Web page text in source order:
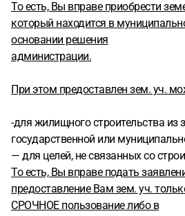
То есть, Вы вправе приобрести
который находится в
основании решения
администрации.
При этом предоставлен зем. уч.
-для жилищного строительства из
государственной или
— для целей, не связанных со
То есть, Вы вправе подать
предоставление Вам зем. уч.
СРОЧНОЕ пользование либо в